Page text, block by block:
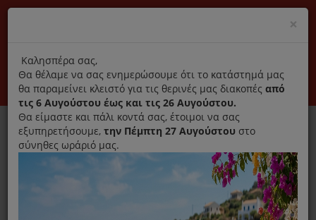
Αποκλειστικά γνήσια ανταλλακτικά
Σύνδεση Εγγραφή Εταιρεία Επικοινωνία
0
×
title
Καλησπέρα σας,
Θα θέλαμε να σας ενημερώσουμε ότι το κατάστημά μας
θα παραμείνει κλειστό για τις θερινές μας διακοπές από
τις 6 Αυγούστου έως και τις 26 Αυγούστου.
Θα είμαστε και πάλι κοντά σας, έτοιμοι να σας
εξυπηρετήσουμε, την Πέμπτη 27 Αυγούστου στο
σύνηθες ωράριό μας.